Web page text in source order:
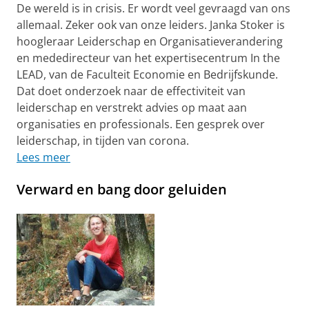
De wereld is in crisis. Er wordt veel gevraagd van ons
allemaal. Zeker ook van onze leiders. Janka Stoker is
hoogleraar Leiderschap en Organisatieverandering
en mededirecteur van het expertisecentrum In the
LEAD, van de Faculteit Economie en Bedrijfskunde.
Dat doet onderzoek naar de effectiviteit van
leiderschap en verstrekt advies op maat aan
organisaties en professionals. Een gesprek over
leiderschap, in tijden van corona.
Lees meer
Verward en bang door geluiden